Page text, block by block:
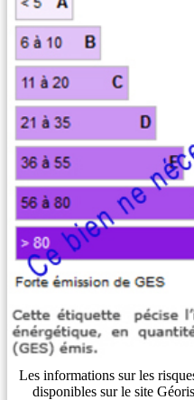
Les informations sur les
disponibles sur le site